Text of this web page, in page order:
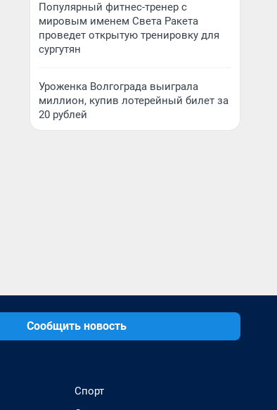
Популярный фитнес-тренер с
мировым именем Света Ракета
проведет открытую тренировку для
сургутян
Уроженка Волгограда выиграла
миллион, купив лотерейный билет за
20 рублей
Сообщить новость
Спорт